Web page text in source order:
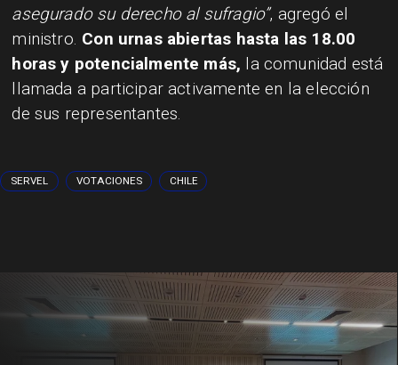
asegurado su derecho al sufragio”, agregó el
ministro. Con urnas abiertas hasta las 18.00
horas y potencialmente más, la comunidad está
llamada a participar activamente en la elección
de sus representantes.
SERVEL VOTACIONES CHILE